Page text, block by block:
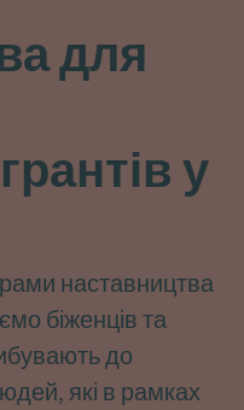
для
у
наставництва
біженців та
до
які в рамках